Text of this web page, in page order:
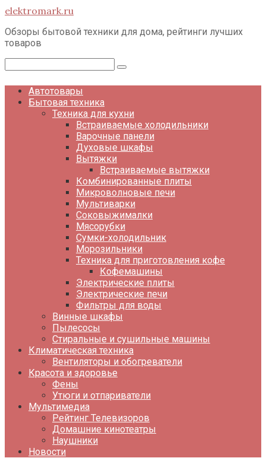
Перейти
контенту
elektromark.ru
Обзоры бытовой техники для дома, рейтинги лучших
товаров
Автотовары
Бытовая техника
Техника для кухни
Встраиваемые холодильники
Варочные панели
Духовые шкафы
Вытяжки
Встраиваемые вытяжки
Комбинированные плиты
Микроволновые печи
Мультиварки
Соковыжималки
Мясорубки
Сумки-холодильник
Морозильники
Техника для приготовления кофе
Кофемашины
Электрические плиты
Электрические печи
Фильтры для воды
Винные шкафы
Пылесосы
Стиральные и сушильные машины
Климатическая техника
Вентиляторы и обогреватели
Красота и здоровье
Фены
Утюги и отпариватели
Мультимедиа
Рейтинг Телевизоров
Домашние кинотеатры
Наушники
Новости